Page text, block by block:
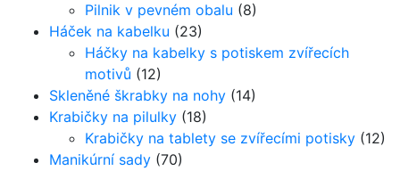
Pilnik v pevném obalu (8)
Háček na kabelku (23)
Háčky na kabelky s potiskem zvířecích
motivů (12)
Skleněné škrabky na nohy (14)
Krabičky na pilulky (18)
Krabičky na tablety se zvířecími potisky (12)
Manikúrní sady (70)